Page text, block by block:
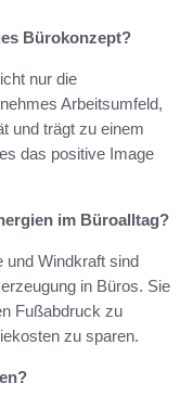
Bürokonzept?
nur die
Arbeitsumfeld,
und trägt zu einem
das positive Image
im Büroalltag?
und Windkraft sind
in Büros. Sie
Fußabdruck zu
zu sparen.